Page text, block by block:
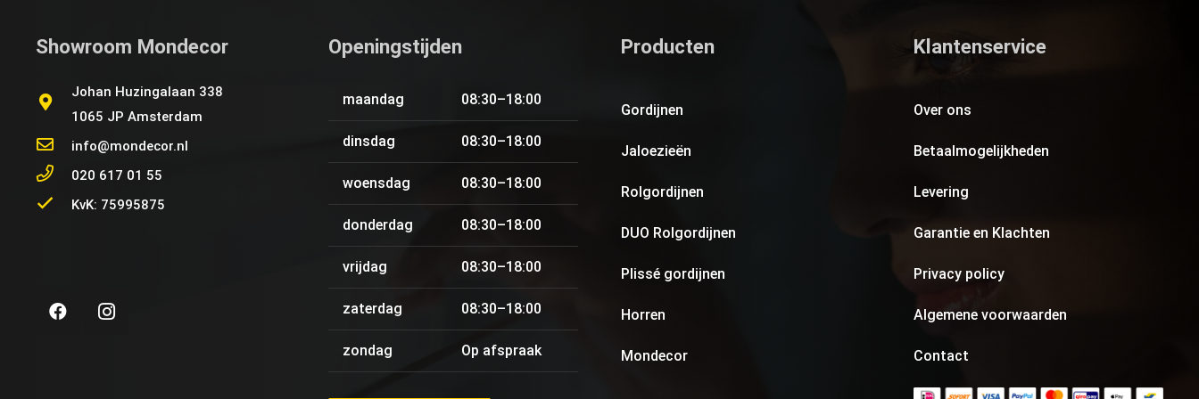
Showroom Mondecor
Johan Huzingalaan 338
1065 JP Amsterdam
info@mondecor.nl
020 617 01 55
KvK: 75995875
Openingstijden
maandag 08:30–18:00
dinsdag 08:30–18:00
woensdag 08:30–18:00
donderdag 08:30–18:00
vrijdag 08:30–18:00
zaterdag 08:30–18:00
zondag Op afspraak
Producten
Gordijnen
Jaloezieën
Rolgordijnen
DUO Rolgordijnen
Plissé gordijnen
Horren
Mondecor
Klantenservice
Over ons
Betaalmogelijkheden
Levering
Garantie en Klachten
Privacy policy
Algemene voorwaarden
Contact